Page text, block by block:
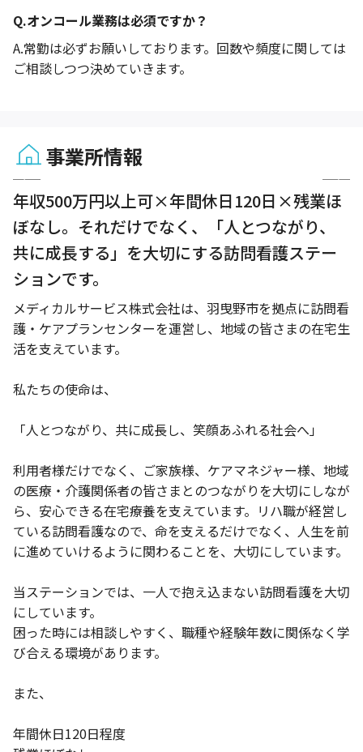
Q.オンコール業務は必須ですか？
A.常勤は必ずお願いしております。回数や頻度に関しては
ご相談しつつ決めていきます。
事業所情報
年収500万円以上可×年間休日120日×残業ほ
ぼなし。それだけでなく、「人とつながり、
共に成長する」を大切にする訪問看護ステー
ションです。
メディカルサービス株式会社は、羽曳野市を拠点に訪問看
護・ケアプランセンターを運営し、地域の皆さまの在宅生
活を支えています。
私たちの使命は、
「人とつながり、共に成長し、笑顔あふれる社会へ」
利用者様だけでなく、ご家族様、ケアマネジャー様、地域
の医療・介護関係者の皆さまとのつながりを大切にしなが
ら、安心できる在宅療養を支えています。リハ職が経営し
ている訪問看護なので、命を支えるだけでなく、人生を前
に進めていけるように関わることを、大切にしています。
当ステーションでは、一人で抱え込まない訪問看護を大切
にしています。
困った時には相談しやすく、職種や経験年数に関係なく学
び合える環境があります。
また、
年間休日120日程度